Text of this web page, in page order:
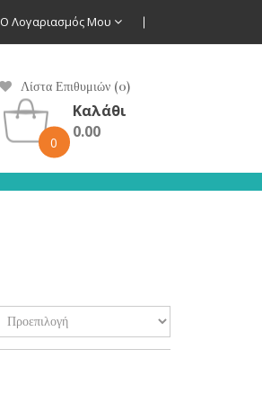
Ο Λογαριασμός Μου
Λίστα Επιθυμιών (0)
0
Καλάθι
0.00